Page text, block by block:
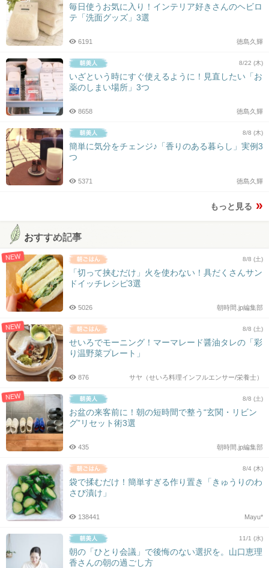
毎日使うお気に入り！インテリア好きさんのヘビロ
テ「洗面グッズ」3選
徳島久輝
6191
8/22 (木)
いざという時にすぐ使えるように！見直したい「お
薬のしまい場所」3つ
徳島久輝
8658
8/8 (木)
簡単に気分をチェンジ♪「香りのある暮らし」実例3
つ
徳島久輝
5371
もっと見る
おすすめ記事
NEW 8/8 (土)
「切って挟むだけ」火を使わない！具だくさんサン
ドイッチレシピ3選
朝時間.jp編集部
5026
NEW 8/8 (土)
せいろでモーニング！マーマレード醤油タレの「彩
り温野菜プレート」
サヤ（せいろ料理インフルエンサー/栄養士）
876
NEW 8/8 (土)
お盆の来客前に！朝の短時間で整う“玄関・リビン
グ”リセット術3選
朝時間.jp編集部
435
8/4 (木)
袋で揉むだけ！簡単すぎる作り置き「きゅうりのわ
さび漬け」
Mayu*
138441
11/1 (水)
朝の「ひとり会議」で後悔のない選択を。山口恵理
香さんの朝の過ごし方